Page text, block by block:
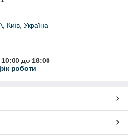
Київ, Україна
до 18:00
роботи